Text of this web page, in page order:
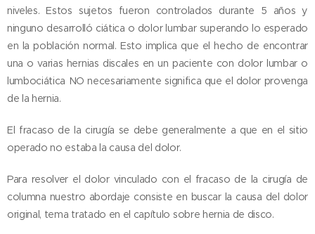
niveles. Estos sujetos fueron controlados durante 5 años y
ninguno desarrolló ciática o dolor lumbar superando lo esperado
en la población normal. Esto implica que el hecho de encontrar
una o varias hernias discales en un paciente con dolor lumbar o
lumbociática NO necesariamente significa que el dolor provenga
de la hernia.
El fracaso de la cirugía se debe generalmente a que en el sitio
operado no estaba la causa del dolor.
Para resolver el dolor vinculado con el fracaso de la cirugía de
columna nuestro abordaje consiste en buscar la causa del dolor
original, tema tratado en el capítulo sobre hernia de disco.